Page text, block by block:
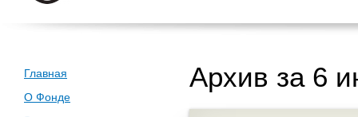
Главная
О Фонде
Архив за 6